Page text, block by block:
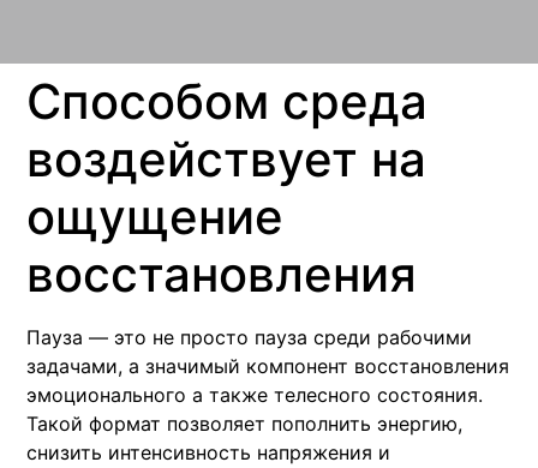
Способом среда
воздействует на
ощущение
восстановления
Пауза — это не просто пауза среди рабочими
задачами, а значимый компонент восстановления
эмоционального а также телесного состояния.
Такой формат позволяет пополнить энергию,
снизить интенсивность напряжения и